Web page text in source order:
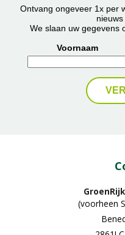
Ontvang ongeveer 1x per
We slaan uw gegevens
Voornaam
(voorheen